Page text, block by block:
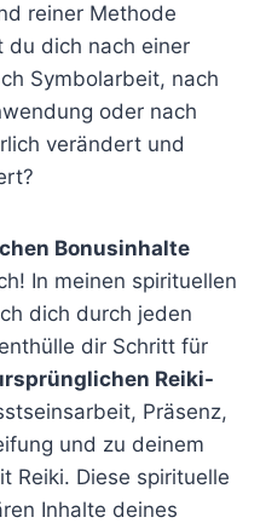
reiner Methode
du dich nach einer
Symbolarbeit, nach
oder nach
verändert und
Bonusinhalte
In meinen spirituellen
dich durch jeden
dir Schritt für
Reiki-
Präsenz,
und zu deinem
Reiki. Diese spirituelle
Inhalte deines